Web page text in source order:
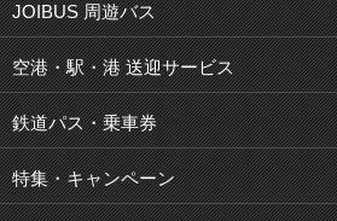
JOIBUS 周遊バス
空港・駅・港 送迎サービス
鉄道パス・乗車券
特集・キャンペーン